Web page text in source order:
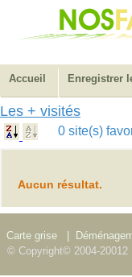
Accueil Enregistrer
Les + visités
0 site(s)
Aucun résultat.
Carte grise
© Copyright© 2004-20012